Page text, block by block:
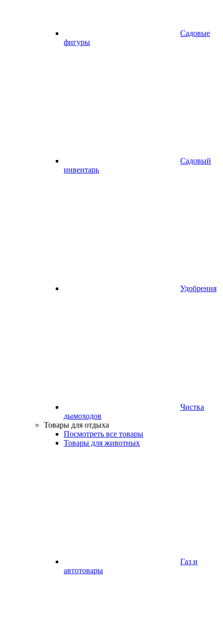
Садовые
фигуры
Садовый
инвентарь
Удобрения
Чистка
дымоходов
Товары для отдыха
Посмотреть все товары
Товары для животных
Газ и
автотовары